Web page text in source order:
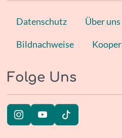
Datenschutz Über uns
Bildnachweise
Folge Uns